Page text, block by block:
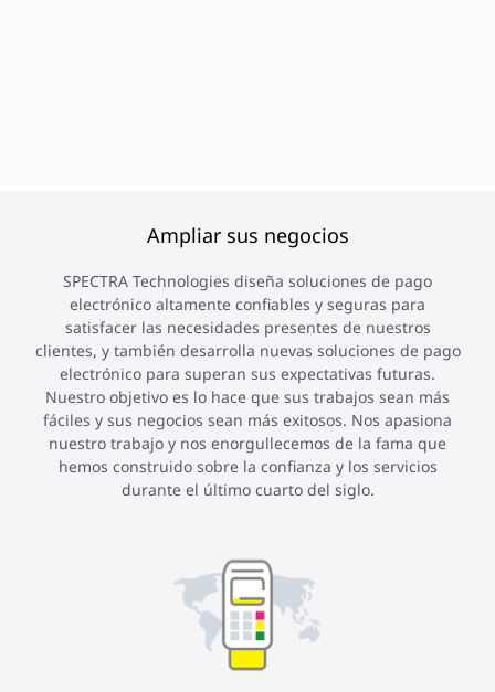
Ampliar sus negocios​
SPECTRA Technologies diseña soluciones de pago
electrónico altamente confiables y seguras para
satisfacer las necesidades presentes de nuestros
clientes, y también desarrolla nuevas soluciones de pago
electrónico para superan sus expectativas futuras.
Nuestro objetivo es lo hace que sus trabajos sean más
fáciles y sus negocios sean más exitosos. Nos apasiona
nuestro trabajo y nos enorgullecemos de la fama que
hemos construido sobre la confianza y los servicios
durante el último cuarto del siglo.